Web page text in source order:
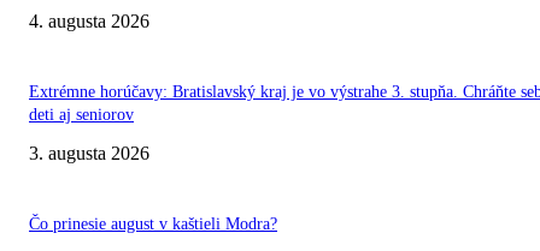
4. augusta 2026
Extrémne horúčavy: Bratislavský kraj je vo výstrahe 3. stupňa. Chráňte
deti aj seniorov
3. augusta 2026
Čo prinesie august v kaštieli Modra?